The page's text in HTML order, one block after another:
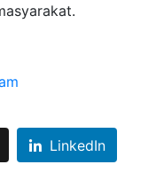
LinkedIn